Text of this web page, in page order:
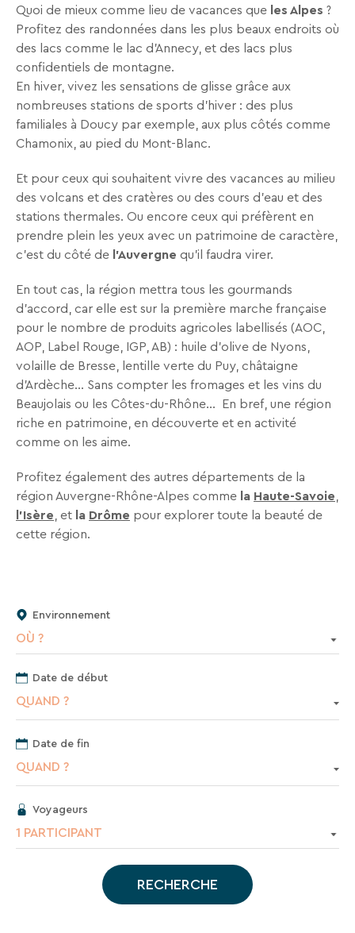
Quoi de mieux comme lieu de vacances que les Alpes ?
Profitez des randonnées dans les plus beaux endroits où
des lacs comme le lac d’Annecy, et des lacs plus
confidentiels de montagne.
En hiver, vivez les sensations de glisse grâce aux
nombreuses stations de sports d’hiver : des plus
familiales à Doucy par exemple, aux plus côtés comme
Chamonix, au pied du Mont-Blanc.
Et pour ceux qui souhaitent vivre des vacances au milieu
des volcans et des cratères ou des cours d’eau et des
stations thermales. Ou encore ceux qui préfèrent en
prendre plein les yeux avec un patrimoine de caractère,
c’est du côté de l’Auvergne qu'il faudra virer.
En tout cas, la région mettra tous les gourmands
d’accord, car elle est sur la première marche française
pour le nombre de produits agricoles labellisés (AOC,
AOP, Label Rouge, IGP, AB) : huile d’olive de Nyons,
volaille de Bresse, lentille verte du Puy, châtaigne
d’Ardèche… Sans compter les fromages et les vins du
Beaujolais ou les Côtes-du-Rhône… En bref, une région
riche en patrimoine, en découverte et en activité
comme on les aime.
Profitez également des autres départements de la
région Auvergne-Rhône-Alpes comme la Haute-Savoie,
l'Isère, et la Drôme pour explorer toute la beauté de
cette région.
Environnement
OÙ ?
Date de début
QUAND ?
Date de fin
QUAND ?
Voyageurs
1 PARTICIPANT
RECHERCHE
votre
boîte
mail,
toutes
les
nouveautés,
bons
plans,
promos,
idées
de
séjours
ou
conseils
pratiques
pour
bien
préparer
vos
prochaines
vacances.
adresse
mail
votre
adresse
acceptez
de
newsletter
de
VTF.
Vous
pouvez
désinscrire